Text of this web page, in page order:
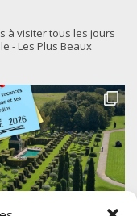
à visiter tous les jours
- Les Plus Beaux